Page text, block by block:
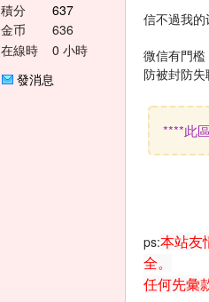
積分
637
金币
636
在線時
0 小時
發消息
信不過我
微信有門
防被封防
****此
ps:本站友
全。
任何先彙